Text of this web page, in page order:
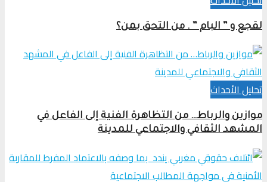
لقجع و ” البام ” . من التحق بمن؟
تحلیل الأحداث
موازين والرباط… من التظاهرة الفنية إلى الفاعل في
المشهد الثقافي والاجتماعي للمدينة